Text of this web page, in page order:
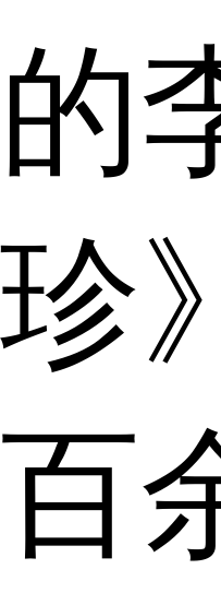
的
珍
百